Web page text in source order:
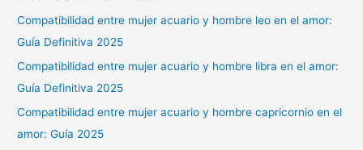
Compatibilidad entre mujer acuario y hombre leo en el amor:
Guía Definitiva 2025
Compatibilidad entre mujer acuario y hombre libra en el amor:
Guía Definitiva 2025
Compatibilidad entre mujer acuario y hombre capricornio en el
amor: Guía 2025